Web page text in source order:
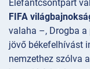
Elefántcsontpart
FIFA
valaha –, Drogba
jövő békefelhívást
nemzethez szólva